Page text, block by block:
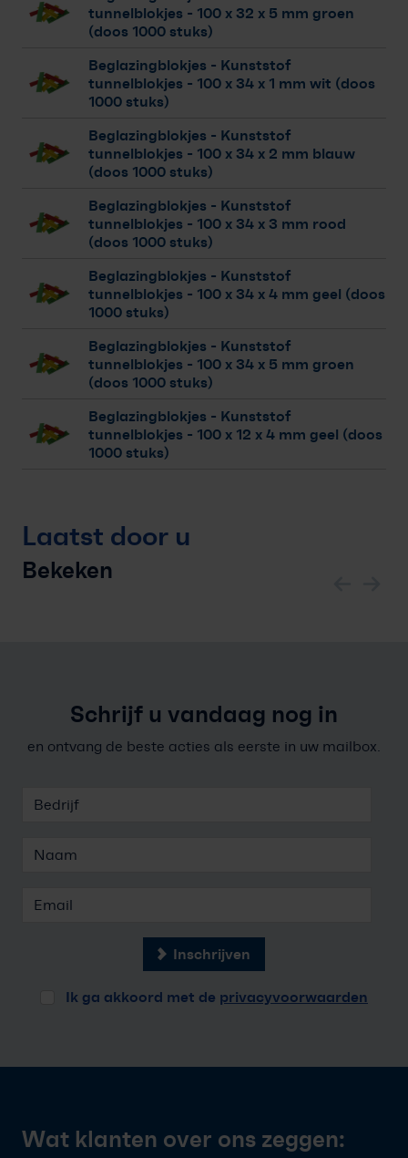
tunnelblokjes - 100 x 32 x 5 mm groen
(doos 1000 stuks)
Beglazingblokjes - Kunststof
tunnelblokjes - 100 x 34 x 1 mm wit (doos
1000 stuks)
Beglazingblokjes - Kunststof
tunnelblokjes - 100 x 34 x 2 mm blauw
(doos 1000 stuks)
Beglazingblokjes - Kunststof
tunnelblokjes - 100 x 34 x 3 mm rood
(doos 1000 stuks)
Beglazingblokjes - Kunststof
tunnelblokjes - 100 x 34 x 4 mm geel (doos
1000 stuks)
Beglazingblokjes - Kunststof
tunnelblokjes - 100 x 34 x 5 mm groen
(doos 1000 stuks)
Beglazingblokjes - Kunststof
tunnelblokjes - 100 x 12 x 4 mm geel (doos
1000 stuks)
Laatst door u
Bekeken
Schrijf u vandaag nog in
en ontvang de beste acties als eerste in uw mailbox.
Inschrijven
Ik ga akkoord met de privacyvoorwaarden
Wat klanten over ons zeggen: